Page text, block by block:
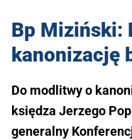
Bp Miziński:
kanonizację
Do modlitwy o
księdza Jerzego
generalny